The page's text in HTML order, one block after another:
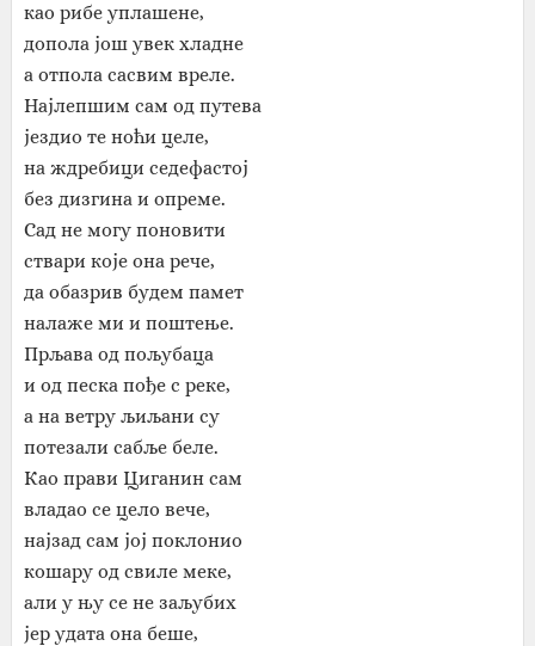
као рибе уплашене,
допола још увек хладне
а отпола сасвим вреле.
Најлепшим сам од путева
јездио те ноћи целе,
на ждребици седефастој
без дизгина и опреме.
Сад не могу поновити
ствари које она рече,
да обазрив будем памет
налаже ми и поштење.
Прљава од пољубаца
и од песка пође с реке,
а на ветру љиљани су
потезали сабље беле.
Као прави Циганин сам
владао се цело вече,
најзад сам јој поклонио
кошару од свиле меке,
али у њу се не заљубих
јер удата она беше,